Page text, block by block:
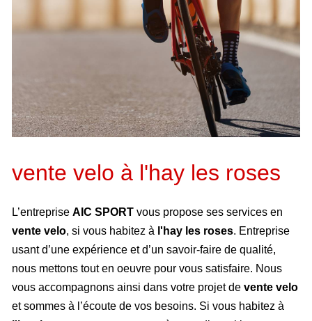
vente velo à l'hay les roses
L’entreprise AIC SPORT vous propose ses services en
vente velo, si vous habitez à l'hay les roses. Entreprise
usant d’une expérience et d’un savoir-faire de qualité,
nous mettons tout en oeuvre pour vous satisfaire. Nous
vous accompagnons ainsi dans votre projet de vente velo
et sommes à l’écoute de vos besoins. Si vous habitez à